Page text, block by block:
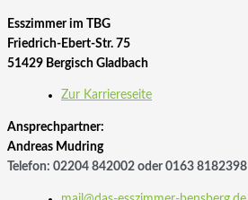
Esszimmer im TBG
Friedrich-Ebert-Str. 75
51429 Bergisch Gladbach
Zur Karriereseite
Ansprechpartner:
Andreas Mudring
Telefon: 02204 842002 oder 0163 8182398